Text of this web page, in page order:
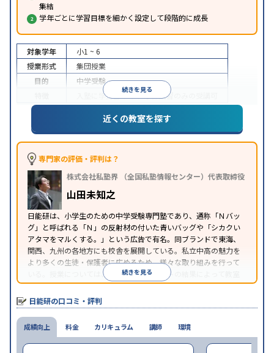
集結
学年ごとに学習目標を細かく設定して段階的に成長
続きを見る
対象学年
小1 ~ 6
授業形式
集団授業
目的
中学受験
入塾に学力基準あり季節講習のみの受講可
※2023年10月調査。
を参照
近くの教室を探す
専門家の評価・評判は？
株式会社私塾界 （全国私塾情報センター）代表取締役
山田未知之
日能研は、小学生のための中学受験専門塾であり、通称「Ｎバッ
グ」と呼ばれる「Ｎ」の反射材の付いた青いバッグや「シカクい
アタマをマルくする。」という広告で有名。同ブランドで東海、
関西、九州の各地方にも校舎を展開している。私立中高の魅力を
より多くの生徒・保護者に広めるため、様々な取り組みを行って
いる。授業については、カリキュラムテストの結果によって教室
の座席が変わるという独自のスタイルを採用している。
続きを見る
日能研の口コミ・評判
成績向上 料金 カリキュラム 講師 環境